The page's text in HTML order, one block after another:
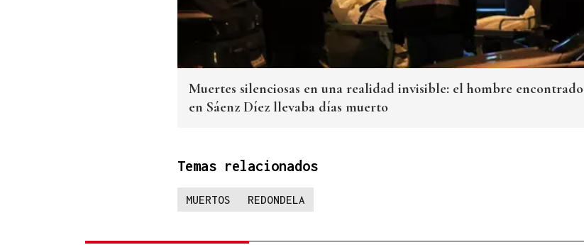
Muertes silenciosas en una realidad invisible: el hombre encontrado
en Sáenz Díez llevaba días muerto
Temas relacionados
MUERTOS REDONDELA